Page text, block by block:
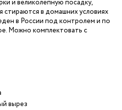
и великолепную посадку,
стираются в домашних условиях
в России под контролем и по
Можно комплектовать с
вырез